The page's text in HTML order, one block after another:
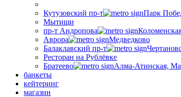
Кутузовский пр-т
Парк
Мытищи
пр-т Андропова
Аврора
Медведково
Балаклавский пр-т
Ресторан на Рублёвке
Братеево
Алма-Атинская,
банкеты
кейтеринг
магазин